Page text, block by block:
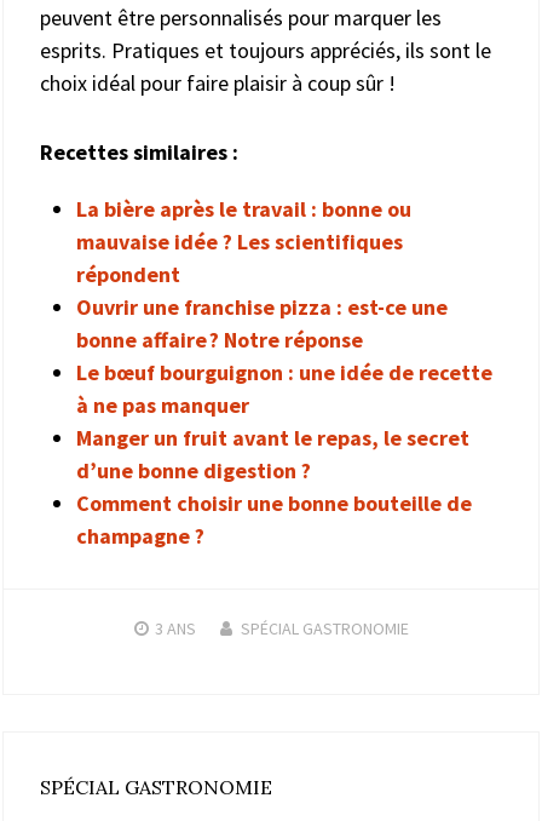
peuvent être personnalisés pour marquer les
esprits. Pratiques et toujours appréciés, ils sont le
choix idéal pour faire plaisir à coup sûr !
Recettes similaires :
La bière après le travail : bonne ou
mauvaise idée ? Les scientifiques
répondent
Ouvrir une franchise pizza : est-ce une
bonne affaire ? Notre réponse
Le bœuf bourguignon : une idée de recette
à ne pas manquer
Manger un fruit avant le repas, le secret
d’une bonne digestion ?
Comment choisir une bonne bouteille de
champagne ?
3 ANS SPÉCIAL GASTRONOMIE
SPÉCIAL GASTRONOMIE